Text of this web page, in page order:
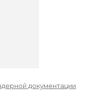
документации